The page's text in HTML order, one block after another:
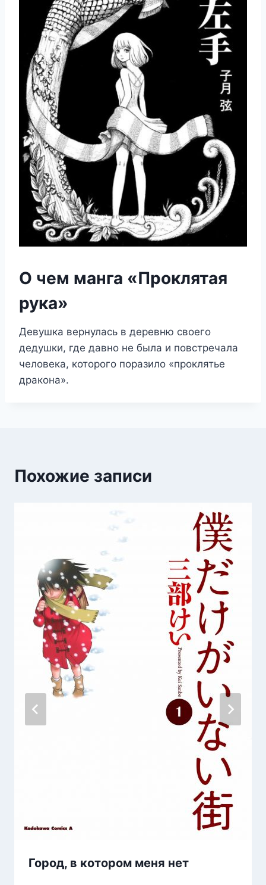
О чем манга «Проклятая
рука»
Девушка вернулась в деревню своего
дедушки, где давно не была и повстречала
человека, которого поразило «проклятье
дракона».
Похожие записи
Город, в котором меня нет